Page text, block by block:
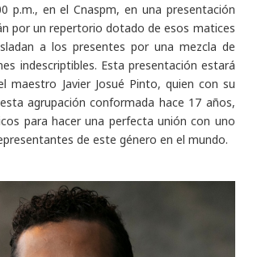
p.m., en el Cnaspm, en una presentación
por un repertorio dotado de esos matices
a los presentes por una mezcla de
indescriptibles. Esta presentación estará
maestro Javier Josué Pinto, quien con su
agrupación conformada hace 17 años,
para hacer una perfecta unión con uno
de este género en el mundo.